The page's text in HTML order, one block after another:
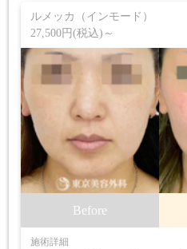
ルメッカ（インモード）
27,500円(税込)～
Before
施術詳細